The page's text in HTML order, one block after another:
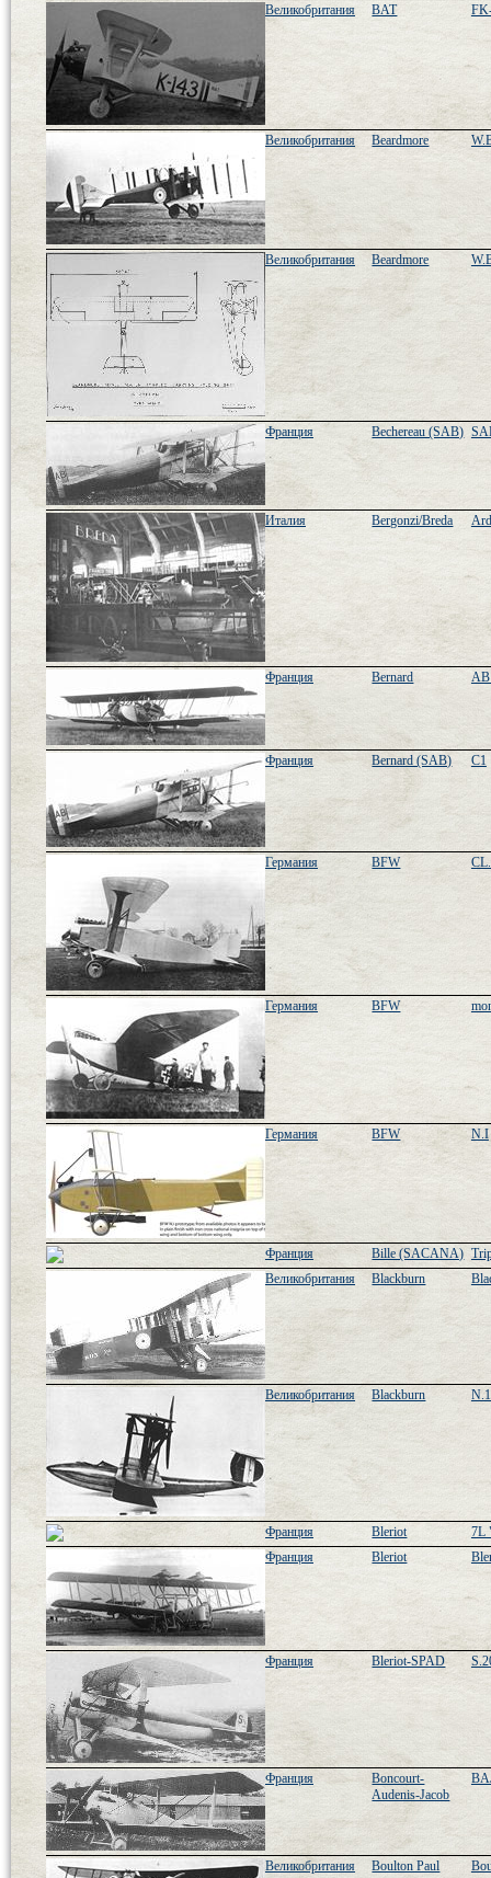
Великобритания BAT
Великобритания Beardmore
Великобритания Beardmore
Франция Bechereau (SAB)
Италия Bergonzi/Breda
Франция Bernard
Франция Bernard (SAB) C1
Германия BFW
Германия BFW
Германия BFW N.I
Франция Bille (SACANA)
Великобритания
Blackburn
Великобритания Blackburn
Франция Bleriot
7L
Франция
Bleriot
Франция Bleriot-SPAD
Франция
Boncourt-
Audenis-Jacob
Великобритания Boulton Paul